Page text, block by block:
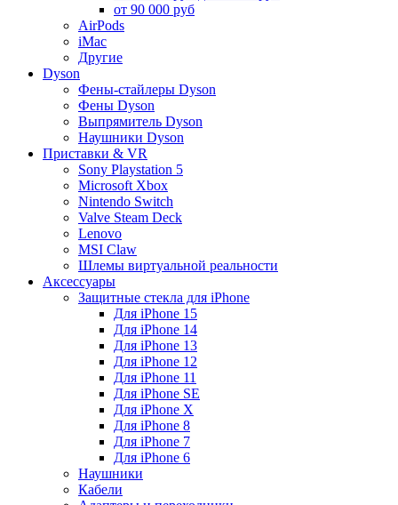
от 90 000 руб
AirPods
iMac
Другие
Dyson
Фены-стайлеры Dyson
Фены Dyson
Выпрямитель Dyson
Наушники Dyson
Приставки & VR
Sony Playstation 5
Microsoft Xbox
Nintendo Switch
Valve Steam Deck
Lenovo
MSI Claw
Шлемы виртуальной реальности
Аксессуары
Защитные стекла для iPhone
Для iPhone 15
Для iPhone 14
Для iPhone 13
Для iPhone 12
Для iPhone 11
Для iPhone SE
Для iPhone X
Для iPhone 8
Для iPhone 7
Для iPhone 6
Наушники
Кабели